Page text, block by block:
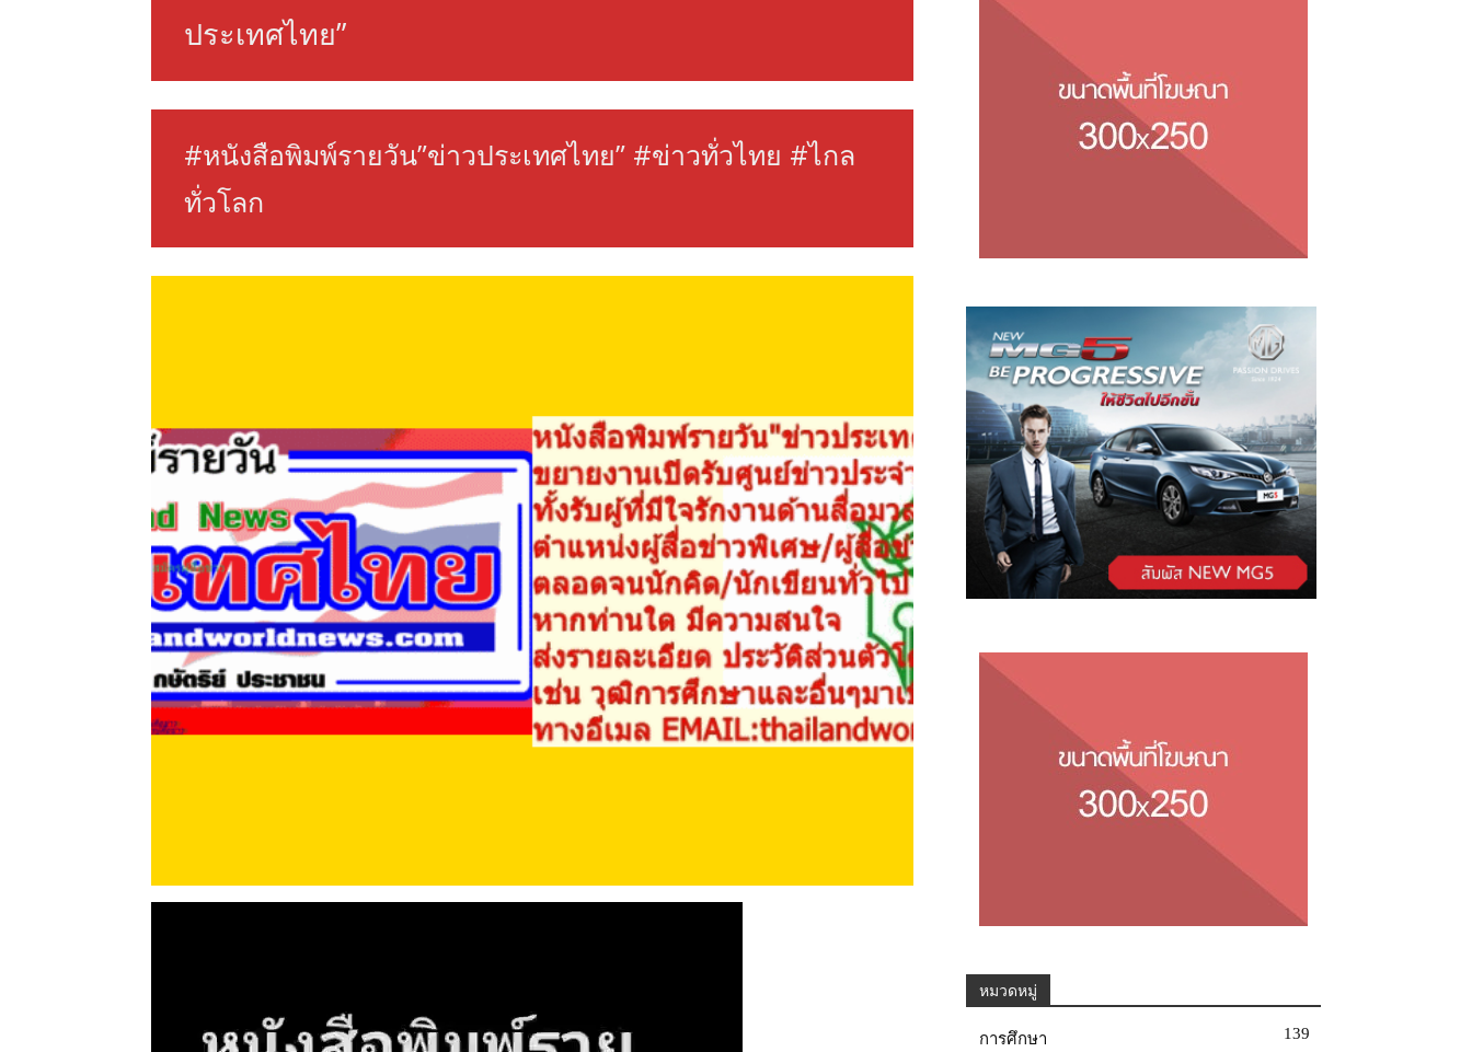
ประเทศไทย”
#หนังสือพิมพ์รายวัน”ข่าวประเทศไทย” #ข่าวทั่วไทย #ไกล
ทั่วโลก
หมวดหมู่
การศึกษา 139